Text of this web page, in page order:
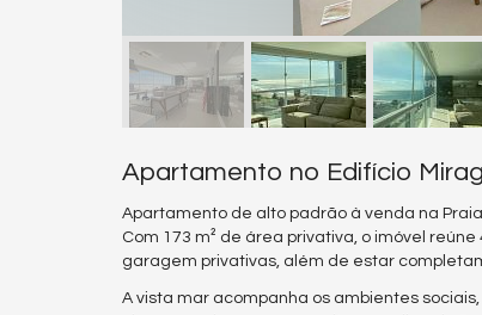
Apartamento no Edifício
Apartamento de alto padrão à venda na
Com 173 m² de área privativa, o imóvel
garagem privativas, além de estar
A vista mar acompanha os ambientes